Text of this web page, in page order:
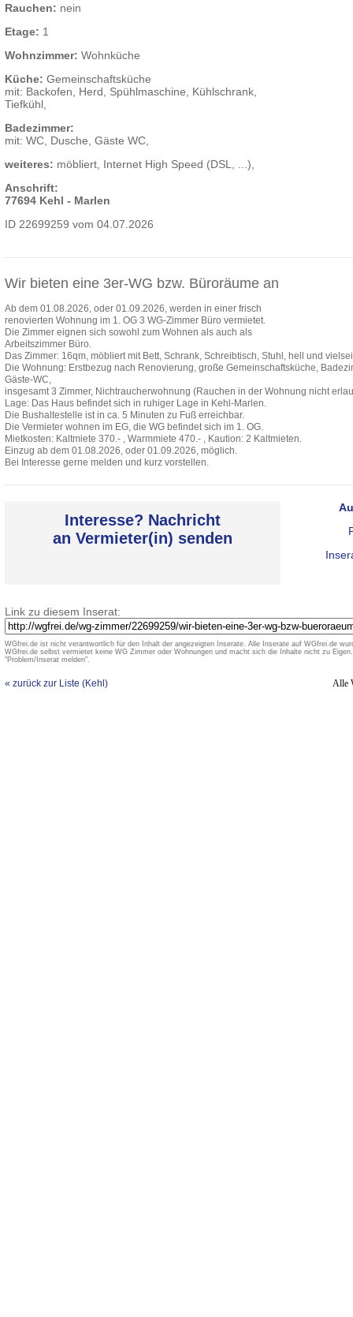
Rauchen: nein
Etage: 1
Wohnzimmer: Wohnküche
Küche: Gemeinschaftsküche
mit: Backofen, Herd, Spühlmaschine, Kühlschrank,
Tiefkühl,
Badezimmer:
mit: WC, Dusche, Gäste WC,
weiteres: möbliert, Internet High Speed (DSL, ...),
Anschrift:
77694 Kehl - Marlen
ID 22699259 vom 04.07.2026
Wir bieten eine 3er-WG bzw. Büroräume an
Ab dem 01.08.2026, oder 01.09.2026, werden in einer frisch
renovierten Wohnung im 1. OG 3 WG-Zimmer Büro vermietet.
Die Zimmer eignen sich sowohl zum Wohnen als auch als
Arbeitszimmer Büro.
Das Zimmer: 16qm, möbliert mit Bett, Schrank, Schreibtisch, Stuhl, hell und
Die Wohnung: Erstbezug nach Renovierung, große Gemeinschaftsküche,
Gäste-WC,
insgesamt 3 Zimmer, Nichtraucherwohnung (Rauchen in der Wohnung nicht
Lage: Das Haus befindet sich in ruhiger Lage in Kehl-Marlen.
Die Bushaltestelle ist in ca. 5 Minuten zu Fuß erreichbar.
Die Vermieter wohnen im EG, die WG befindet sich im 1. OG.
Mietkosten: Kaltmiete 370.- , Warmmiete 470.- , Kaution: 2 Kaltmieten.
Einzug ab dem 01.08.2026, oder 01.09.2026, möglich.
Bei Interesse gerne melden und kurz vorstellen.
Interesse? Nachricht
an Vermieter(in) senden
Link zu diesem Inserat:
WGfrei.de ist nicht verantwortlich für den Inhalt der angezeigten Inserate. Alle Inserate auf WGfrei.de
WGfrei.de selbst vermietet keine WG Zimmer oder Wohnungen und macht sich die Inhalte nicht zu
"Problem/Inserat melden".
« zurück zur Liste (Kehl) Alle